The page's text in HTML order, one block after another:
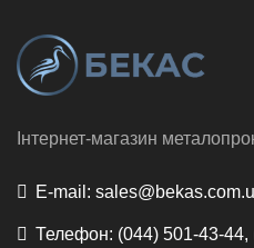
Інтернет-магазин
E-mail:
Телефон: (044) 501-43-